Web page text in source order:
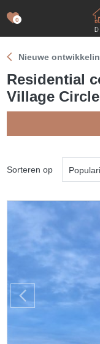
0
Nieuwe
Residential
Village Circle
Sorteren op